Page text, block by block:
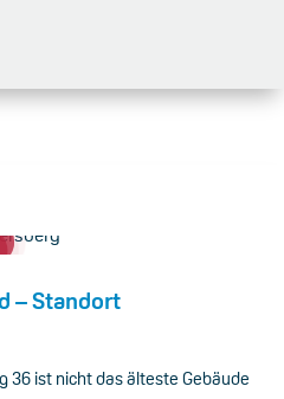
– Standort
36 ist nicht das älteste Gebäude